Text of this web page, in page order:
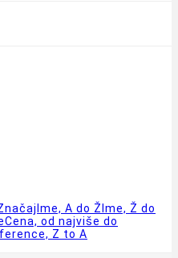
Ime, A do Ž Ime, Ž do
Cena, od najviše do
Z to A